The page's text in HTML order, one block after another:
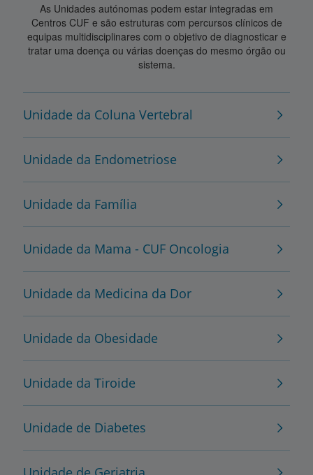
As Unidades autónomas podem estar integradas em
Centros CUF e são estruturas com percursos clínicos de
equipas multidisciplinares com o objetivo de diagnosticar e
tratar uma doença ou várias doenças do mesmo órgão ou
sistema.
Unidade da Coluna Vertebral
Unidade da Endometriose
Unidade da Família
Unidade da Mama - CUF Oncologia
Unidade da Medicina da Dor
Unidade da Obesidade
Unidade da Tiroide
Unidade de Diabetes